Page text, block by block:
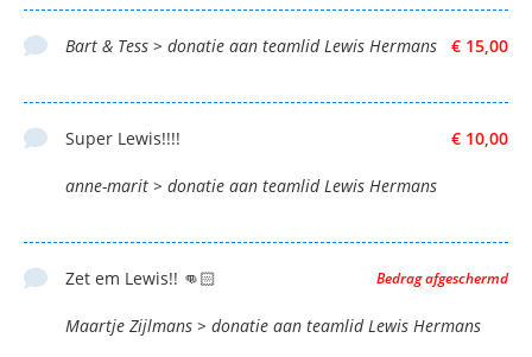
€ 15,00
Bart & Tess > donatie aan teamlid Lewis Hermans
€ 10,00
Super Lewis!!!!
anne-marit > donatie aan teamlid Lewis Hermans
Bedrag afgeschermd
Zet em Lewis!! 👊🏻
Maartje Zijlmans > donatie aan teamlid Lewis Hermans